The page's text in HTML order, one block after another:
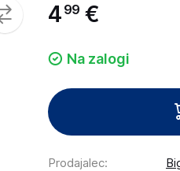
4 99 €
Na zalogi
Prodajalec: